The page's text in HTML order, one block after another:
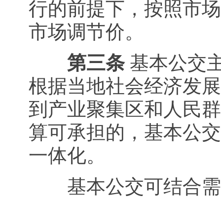
行的前提下，按照市
市场调节价。
第三条 基本公交
根据当地社会经济发
到产业聚集区和人民
算可承担的，基本公
一体化。
基本公交可结合需